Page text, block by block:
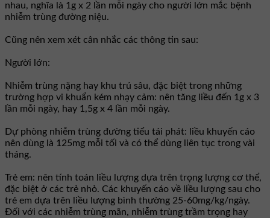
nhau, nghĩa là 1g x 2 lần mỗi ngày cho người lớn mắc bệnh
nhiễm trùng đường niệu.
Cũng nên xem xét cân nhắc các thông tin sau:
Người lớn:
Nhiễm trùng nặng hay khu trú sâu, đặc biệt trong những
trường hợp vi khuẩn kém nhạy cảm: nên tăng liều đến 1g x 3
lần mỗi ngày, hay 1,5g x 4 lần mỗi ngày.
Dự phòng nhiễm trùng đường tiểu tái phát: liều khuyến cáo
nên dùng là 125mg mỗi tối và có thể dùng liên tục trong vài
tháng.
Trẻ em: nên tính toán liều lượng dựa trên trọng lượng cơ thể,
đặc biệt ở các trẻ nhỏ. Các khuyến cáo về liều lượng sau cho
trẻ em dựa trên liều lượng bình thường 25-60mg/kg/ngày.
Ðối với các nhiễm trùng mãn, nhiễm trùng trầm trọng hay